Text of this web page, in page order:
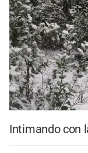
Intimando con